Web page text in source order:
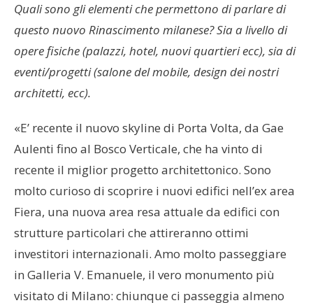
Quali sono gli elementi che permettono di parlare di
questo nuovo Rinascimento milanese? Sia a livello di
opere fisiche (palazzi, hotel, nuovi quartieri ecc), sia di
eventi/progetti (salone del mobile, design dei nostri
architetti, ecc).
«E’ recente il nuovo skyline di Porta Volta, da Gae
Aulenti fino al Bosco Verticale, che ha vinto di
recente il miglior progetto architettonico. Sono
molto curioso di scoprire i nuovi edifici nell’ex area
Fiera, una nuova area resa attuale da edifici con
strutture particolari che attireranno ottimi
investitori internazionali. Amo molto passeggiare
in Galleria V. Emanuele, il vero monumento più
visitato di Milano: chiunque ci passeggia almeno